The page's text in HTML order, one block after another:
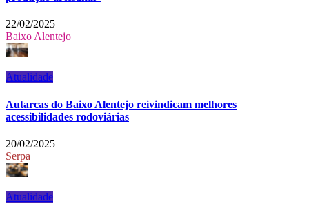
22/02/2025
Baixo Alentejo
Atualidade
Autarcas do Baixo Alentejo reivindicam melhores
acessibilidades rodoviárias
20/02/2025
Serpa
Atualidade